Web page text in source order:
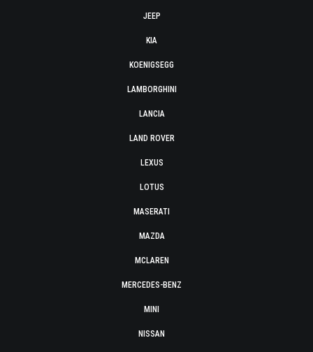
JEEP
KIA
KOENIGSEGG
LAMBORGHINI
LANCIA
LAND ROVER
LEXUS
LOTUS
MASERATI
MAZDA
MCLAREN
MERCEDES-BENZ
MINI
NISSAN